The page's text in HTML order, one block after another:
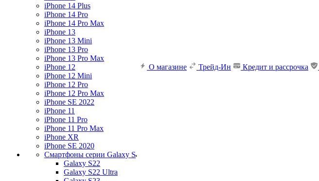
iPhone 14 Plus
iPhone 14 Pro
iPhone 14 Pro Max
iPhone 13
iPhone 13 Mini
iPhone 13 Pro
iPhone 13 Pro Max
iPhone 12
iPhone 12 Mini
iPhone 12 Pro
iPhone 12 Pro Max
iPhone SE 2022
iPhone 11
iPhone 11 Pro
iPhone 11 Pro Max
iPhone XR
iPhone SE 2020
Смартфоны серии Galaxy S
Galaxy S22
Galaxy S22 Ultra
О магазине Трейд-Ин Кредит и рассрочка